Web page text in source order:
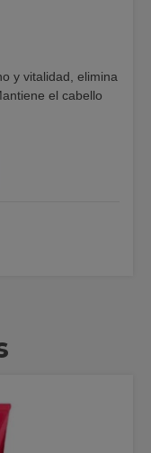
y vitalidad, elimina
el cabello